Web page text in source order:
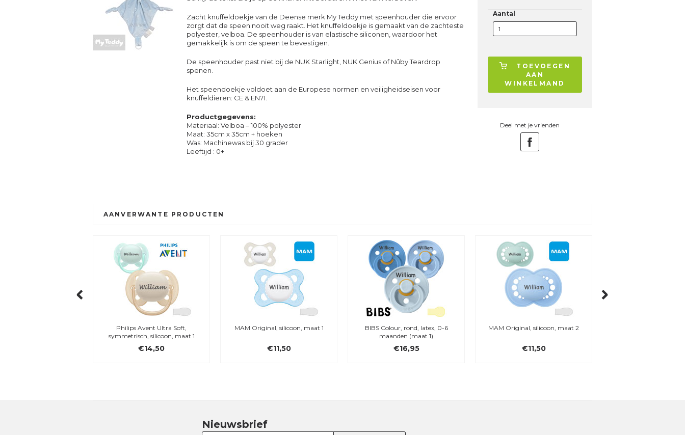
Zacht knuffeldoekje van de Deense merk My Teddy met speenhouder die ervoor
zorgt dat de speen nooit weg raakt. Het knuffeldoekje is gemaakt van de zachteste
polyester, velboa. De speenhouder is van elastische siliconen, waardoor het
gemakkelijk is om de speen te bevestigen.
De speenhouder past niet bij de NUK Starlight, NUK Genius of Nûby Teardrop
spenen.
Het speendoekje voldoet aan de Europese normen en veiligheidseisen voor
knuffeldieren: CE & EN71.
Productgegevens:
Materiaal: Velboa – 100% polyester
Maat: 35cm x 35cm + hoeken
Was: Machinewas bij 30 grader
Leeftijd : 0+
Aantal
TOEVOEGEN
AAN
WINKELMAND
Deel met je vrienden
AANVERWANTE PRODUCTEN
Philips Avent Ultra Soft,
symmetrisch, silicoon, maat 1
€14,50
MAM Original, silicoon, maat 1
€11,50
BIBS Colour, rond, latex, 0-6
maanden (maat 1)
€16,95
MAM Original, silicoon, maat 2
€11,50
Nieuwsbrief